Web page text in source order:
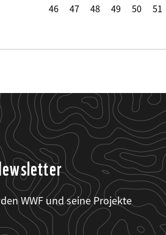
46
47 48 49 50 51
WWF und seine Projekte